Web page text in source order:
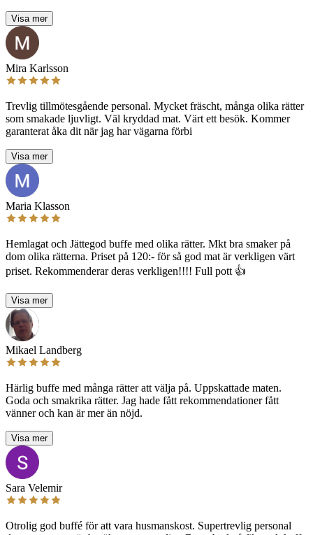
Visa mer
Mira Karlsson
Trevlig tillmötesgående personal. Mycket fräscht, många olika rätter
som smakade ljuvligt. Väl kryddad mat. Värt ett besök. Kommer
garanterat åka dit när jag har vägarna förbi
Visa mer
Maria Klasson
Hemlagat och Jättegod buffe med olika rätter. Mkt bra smaker på
dom olika rätterna. Priset på 120:- för så god mat är verkligen värt
priset. Rekommenderar deras verkligen!!!! Full pott 👍
Visa mer
Mikael Landberg
Härlig buffe med många rätter att välja på. Uppskattade maten.
Goda och smakrika rätter. Jag hade fått rekommendationer fått
vänner och kan är mer än nöjd.
Visa mer
Sara Velemir
Otrolig god buffé för att vara husmanskost. Supertrevlig personal